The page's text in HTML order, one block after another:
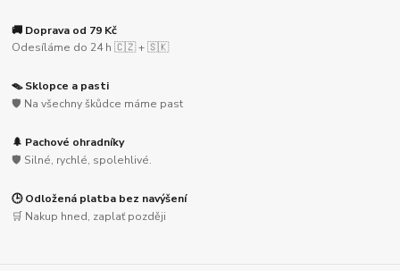
🚚 Doprava od 79 Kč
Odesíláme do 24 h 🇨🇿 + 🇸🇰
🪤 Sklopce a pasti
🛡️ Na všechny škůdce máme past
🌲 Pachové ohradníky
🛡️ Silné, rychlé, spolehlivé.
🕒 Odložená platba bez navýšení
🛒 Nakup hned, zaplať později